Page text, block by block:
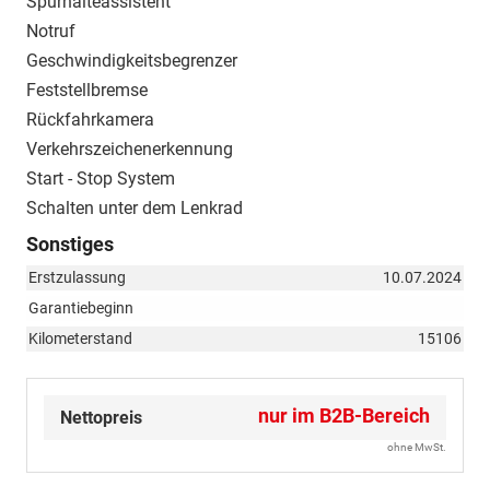
Notruf
Geschwindigkeitsbegrenzer
Feststellbremse
Rückfahrkamera
Verkehrszeichenerkennung
Start - Stop System
Schalten unter dem Lenkrad
Sonstiges
Erstzulassung
10.07.2024
Garantiebeginn
Kilometerstand
15106
Nettopreis nur im B2B-Bereich
ohne MwSt.